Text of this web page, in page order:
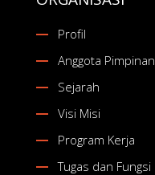
Profil
Anggota Pimpinan
Sejarah
Visi Misi
Program Kerja
Tugas dan Fungsi